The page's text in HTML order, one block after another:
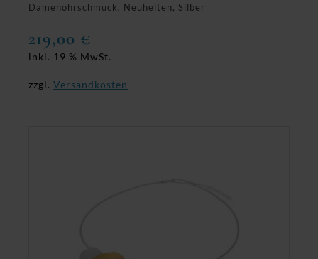
Damenohrschmuck, Neuheiten, Silber
219,00 €
inkl. 19 % MwSt.
zzgl. Versandkosten